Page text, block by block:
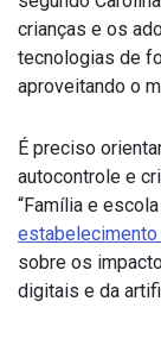
crianças e os
tecnologias de
aproveitando o
É preciso
autocontrole e
“Família e
sobre os
digitais e da